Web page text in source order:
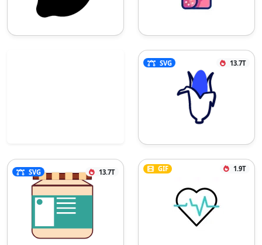
SVG 13.7T
SVG 13.7T GIF 1.9T